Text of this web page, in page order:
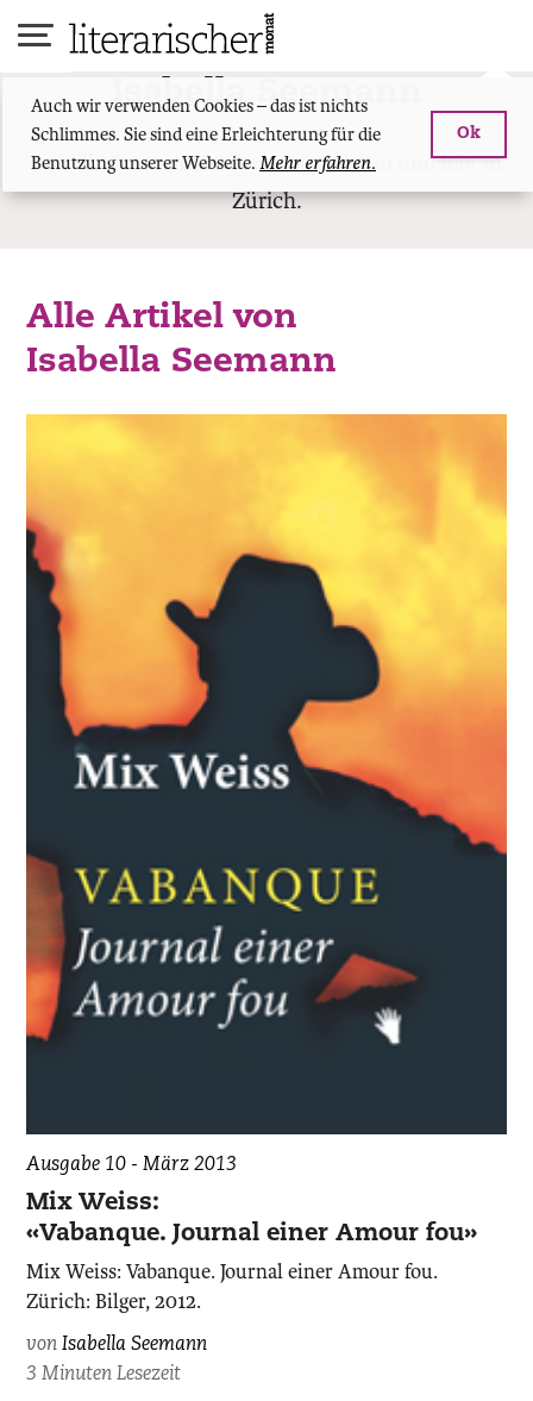
Auch wir verwenden Cookies – das ist nichts
Schlimmes. Sie sind eine Erleichterung für die
Benutzung unserer Webseite. Mehr erfahren.
Ok
Isabella Seemann
Isabella Seemann ist freie Journalistin und lebt in
Zürich.
Alle Artikel von
Isabella Seemann
Ausgabe 10 - März 2013
Mix Weiss:
«Vabanque. Journal einer Amour fou»
Mix Weiss: Vabanque. Journal einer Amour fou.
Zürich: Bilger, 2012.
vonIsabella Seemann
3 Minuten Lesezeit